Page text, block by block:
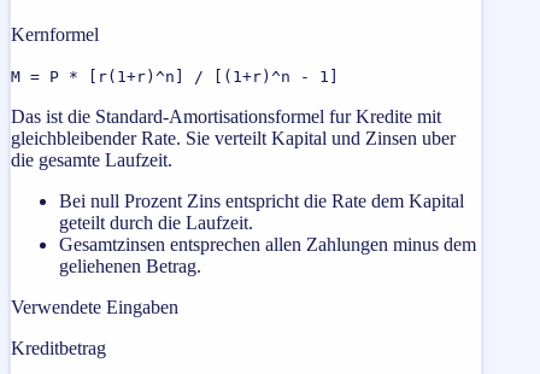
Kernformel
M = P * [r(1+r)^n] / [(1+r)^n - 1]
Das ist die Standard-Amortisationsformel fur Kredite mit
gleichbleibender Rate. Sie verteilt Kapital und Zinsen uber
die gesamte Laufzeit.
Bei null Prozent Zins entspricht die Rate dem Kapital
geteilt durch die Laufzeit.
Gesamtzinsen entsprechen allen Zahlungen minus dem
geliehenen Betrag.
Verwendete Eingaben
Kreditbetrag